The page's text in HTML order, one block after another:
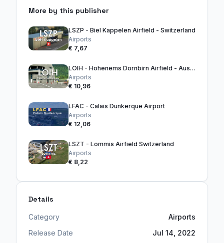
More by this publisher
LSZP - Biel Kappelen Airfield - Switzerland
Airports
€ 7,67
LOIH - Hohenems Dornbirn Airfield - Austria
Airports
€ 10,96
LFAC - Calais Dunkerque Airport
Airports
€ 12,06
LSZT - Lommis Airfield Switzerland
Airports
€ 8,22
Details
Category
Airports
Release Date
Jul 14, 2022